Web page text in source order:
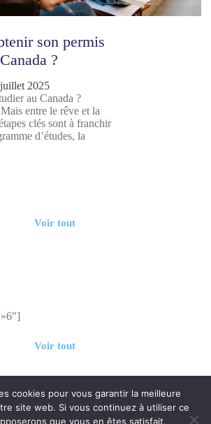
son permis
?
2025
au Canada ?
entre le rêve et la
clés sont à franchir
d’études, la
Voir tout
Voir tout
Mentions légales
cookies pour vous garantir la meilleure
site web. Si vous continuez à utiliser ce
que vous en êtes satisfait.